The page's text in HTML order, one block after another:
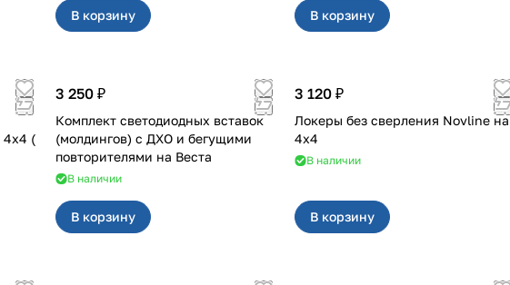
В корзину В корзину
3 250 ₽
Комплект светодиодных вставок
(молдингов) с ДХО и бегущими
повторителями на Веста
В наличии
В корзину
3 120 ₽
Локеры без сверления Novline на
4х4
В наличии
В корзину